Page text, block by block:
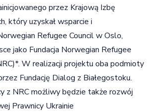
przez Krajową Izbę
który uzyskał wsparcie i
Refugee Council w Oslo,
jako Fundacja Norwegian Refugee
W realizacji projektu oba podmioty
Fundację Dialog z Białegostoku.
z NRC możliwy będzie także rozwój
Prawnicy Ukrainie